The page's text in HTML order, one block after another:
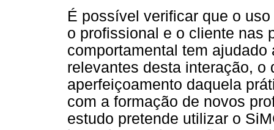
É possível verificar que o
o profissional e o cliente nas
comportamental tem
relevantes desta interação, o
aperfeiçoamento daquela
com a formação de novos
estudo pretende utilizar o